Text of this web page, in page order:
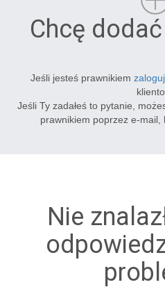
Chcę
Jeśli jesteś prawnikiem
Jeśli Ty zadałeś to pytanie,
prawnikiem poprzez e-mail,
Nie